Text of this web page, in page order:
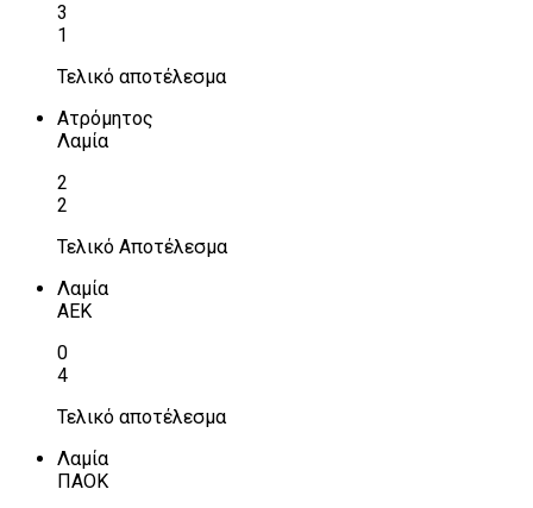
3
1
Τελικό αποτέλεσμα
Ατρόμητος
Λαμία
2
2
Τελικό Αποτέλεσμα
Λαμία
ΑΕΚ
0
4
Τελικό αποτέλεσμα
Λαμία
ΠΑΟΚ